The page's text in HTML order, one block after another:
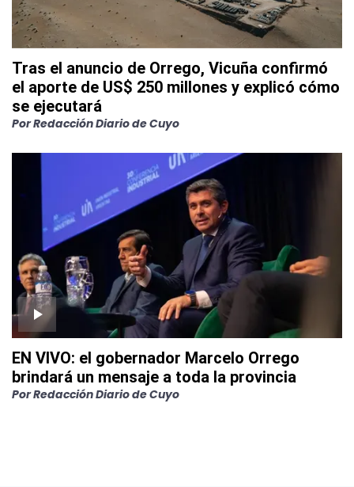
Tras el anuncio de Orrego, Vicuña confirmó
el aporte de US$ 250 millones y explicó cómo
se ejecutará
PorRedacción Diario de Cuyo
EN VIVO: el gobernador Marcelo Orrego
brindará un mensaje a toda la provincia
PorRedacción Diario de Cuyo